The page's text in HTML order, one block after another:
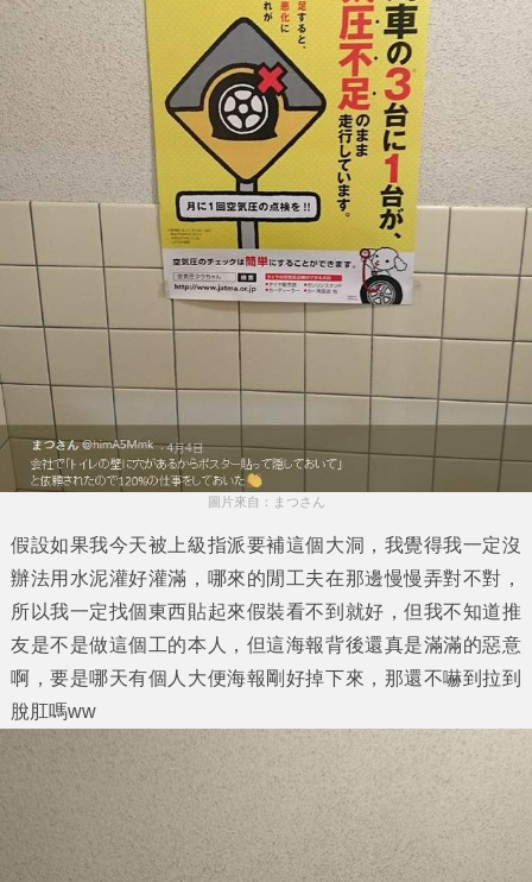
圖片來自：まつさん
假設如果我今天被上級指派要補這個大洞，我覺得我一定沒
辦法用水泥灌好灌滿，哪來的閒工夫在那邊慢慢弄對不對，
所以我一定找個東西貼起來假裝看不到就好，但我不知道推
友是不是做這個工的本人，但這海報背後還真是滿滿的惡意
啊，要是哪天有個人大便海報剛好掉下來，那還不嚇到拉到
脫肛嗎ww